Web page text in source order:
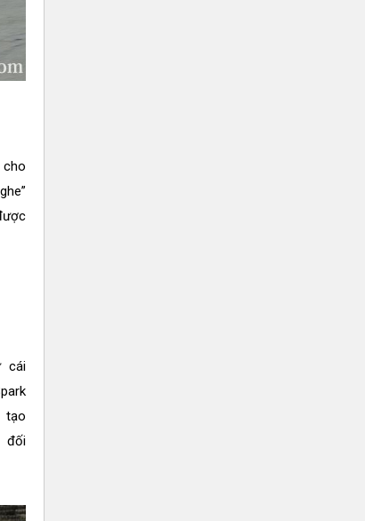
cái
tạo
đối